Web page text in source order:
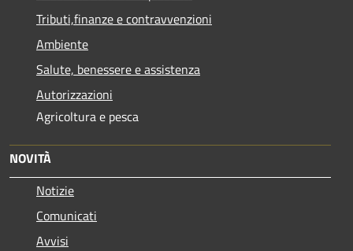
Tributi,finanze e contravvenzioni
Ambiente
Salute, benessere e assistenza
Autorizzazioni
Agricoltura e pesca
NOVITÀ
Notizie
Comunicati
Avvisi